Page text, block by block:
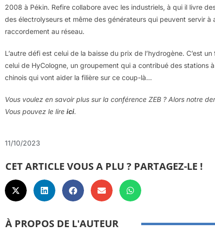
2008 à Pékin. Refire collabore avec les industriels, à qui il livre
des électrolyseurs et même des générateurs qui peuvent servir
raccordement au réseau.
L’autre défi est celui de la baisse du prix de l’hydrogène. C’est
celui de HyCologne, un groupement qui a contribué des stations
chinois qui vont aider la filière sur ce coup-là…
Vous voulez en savoir plus sur la conférence ZEB ? Alors notre
Vous pouvez le lire ici.
11/10/2023
CET ARTICLE VOUS A PLU ? PARTAGEZ-LE !
À PROPOS DE L'AUTEUR